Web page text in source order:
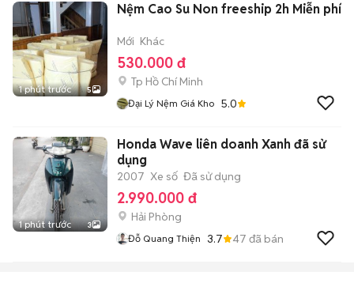
1 phút trước 5
Nệm Cao Su Non freeship 2h Miễn phí
Mới Khác
530.000 đ
Tp Hồ Chí Minh
Đại Lý Nệm Giá Kho 5.0
1 phút trước 3
Honda Wave liên doanh Xanh đã sử
dụng
2007 Xe số Đã sử dụng
2.990.000 đ
Hải Phòng
Đỗ Quang Thiện 3.7 47 đã bán